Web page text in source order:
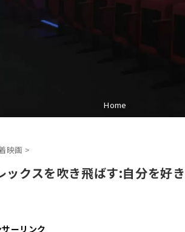
Home
映画 >
ックスを吹き飛ばす:自分を好
ーリンク